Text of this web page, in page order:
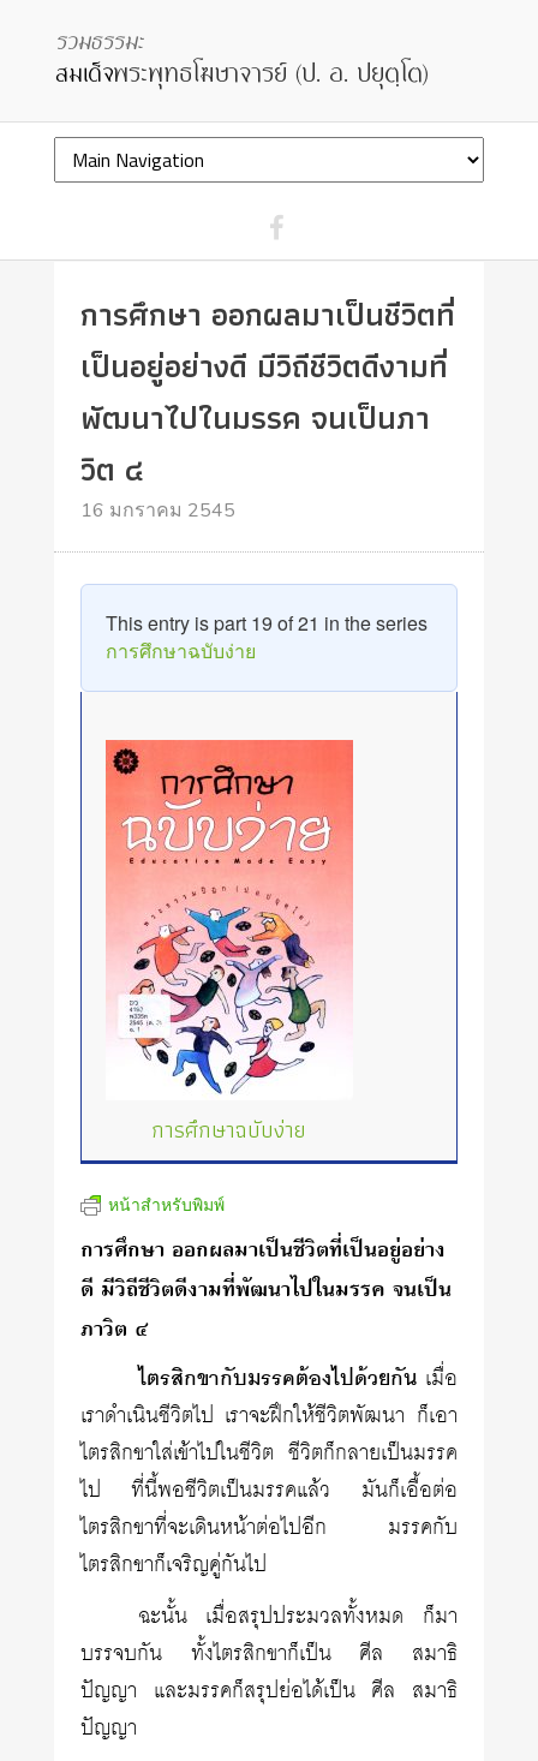
การศึกษา ออกผลมาเป็นชีวิตที่
เป็นอยู่อย่างดี มีวิถีชีวิตดีงามที่
พัฒนาไปในมรรค จนเป็นภา
วิต ๔
16 มกราคม 2545
This entry is part 19 of 21 in the series
การศึกษาฉบับง่าย
การศึกษาฉบับง่าย
หน้าสำหรับพิมพ์
การศึกษา ออกผลมาเป็นชีวิตที่เป็นอยู่อย่าง
ดี มีวิถีชีวิตดีงามที่พัฒนาไปในมรรค จนเป็น
ภาวิต ๔
ไตรสิกขากับมรรคต้องไปด้วยกัน เมื่อ
เราดำเนินชีวิตไป เราจะฝึกให้ชีวิตพัฒนา ก็เอา
ไตรสิกขาใส่เข้าไปในชีวิต ชีวิตก็กลายเป็นมรรค
ไป ที่นี้พอชีวิตเป็นมรรคแล้ว มันก็เอื้อต่อ
ไตรสิกขาที่จะเดินหน้าต่อไปอีก มรรคกับ
ไตรสิกขาก็เจริญคู่กันไป
ฉะนั้น เมื่อสรุปประมวลทั้งหมด ก็มา
บรรจบกัน ทั้งไตรสิกขาก็เป็น ศีล สมาธิ
ปัญญา และมรรคก็สรุปย่อได้เป็น ศีล สมาธิ
ปัญญา